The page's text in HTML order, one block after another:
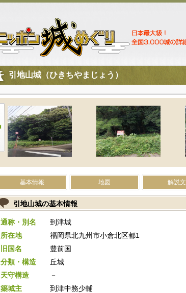
引地山城（ひきちやまじょう）
基本情報 地図 解説文
引地山城の基本情報
通称・別名
到津城
所在地
福岡県北九州市小倉北区都1
旧国名
豊前国
分類・構造
丘城
天守構造
－
築城主
到津中務少輔